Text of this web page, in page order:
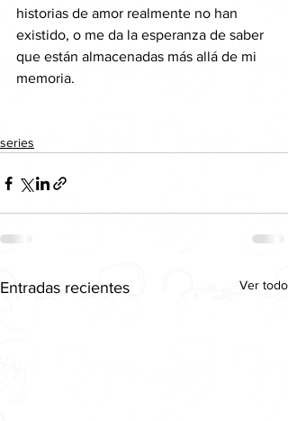
historias de amor realmente no han
existido, o me da la esperanza de saber
que están almacenadas más allá de mi
memoria.
series
Entradas recientes Ver todo